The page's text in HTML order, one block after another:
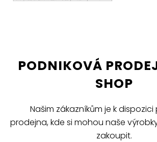
PODNIKOVÁ
SHOP
Našim zákazníkům je k
prodejna, kde si mohou naše
zakoupit.